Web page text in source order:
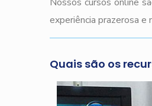
experiência prazerosa
Quais são os